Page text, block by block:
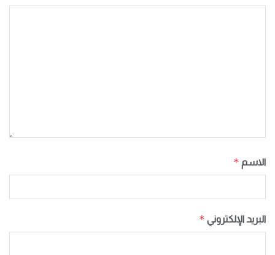
الاسم *
البريد الإلكتروني *